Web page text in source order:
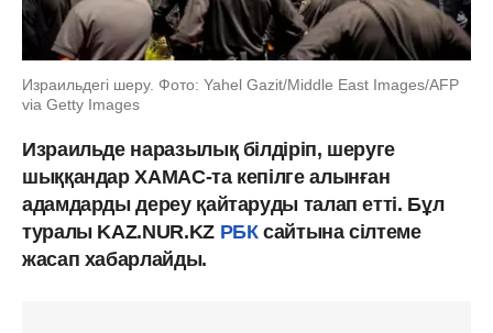
Израильдегі шеру. Фото: Yahel Gazit/Middle East Images/AFP
via Getty Images
Израильде наразылық білдіріп, шеруге
шыққандар ХАМАС-та кепілге алынған
адамдарды дереу қайтаруды талап етті. Бұл
туралы KAZ.NUR.KZ РБКсайтына сілтеме
жасап хабарлайды.